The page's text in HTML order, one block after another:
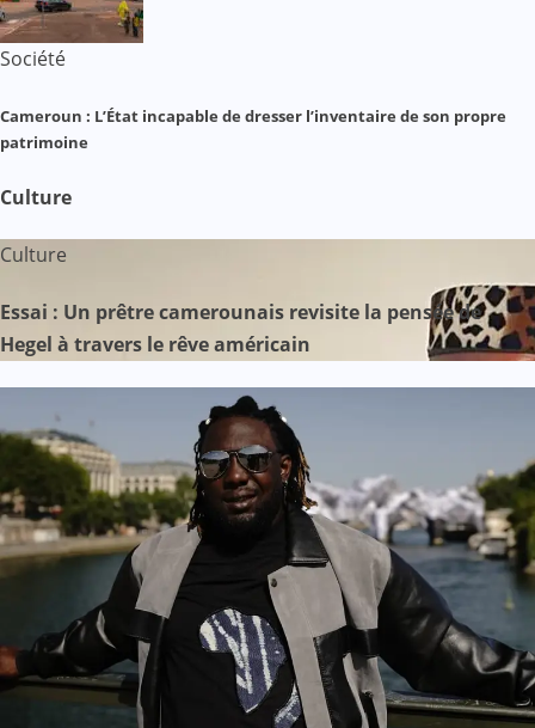
Société
Cameroun : L’État incapable de dresser l’inventaire de son propre
patrimoine
Culture
Culture
Essai : Un prêtre camerounais revisite la pensée de
Hegel à travers le rêve américain